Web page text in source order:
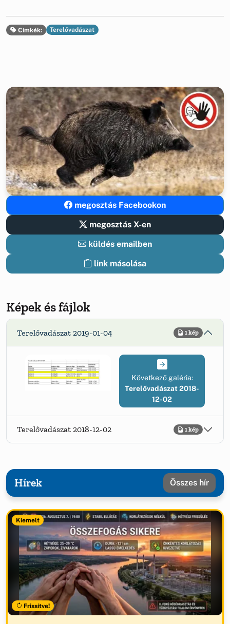
Címkék: Terelővadászat
megosztás Facebookon
megosztás X-en
küldés emailben
link másolása
Képek és fájlok
Terelővadászat 2019-01-04 1 kép
Következő galéria:
Terelővadászat 2018-
12-02
Terelővadászat 2018-12-02 1 kép
Hírek Összes hír
Kiemelt
Frissítve!